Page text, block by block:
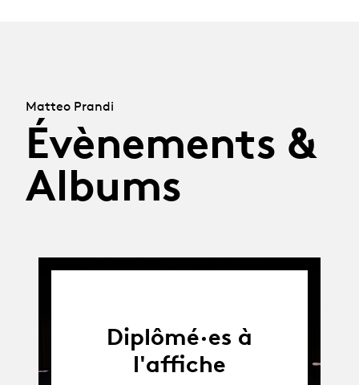
Matteo Prandi
Évènements &
Albums
Diplômé·es à
l'affiche